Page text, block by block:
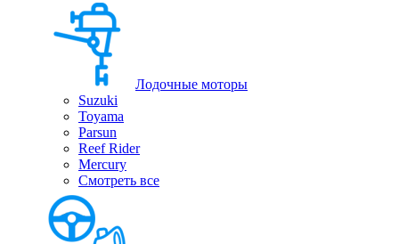
Лодочные моторы
Suzuki
Toyama
Parsun
Reef Rider
Mercury
Смотреть все